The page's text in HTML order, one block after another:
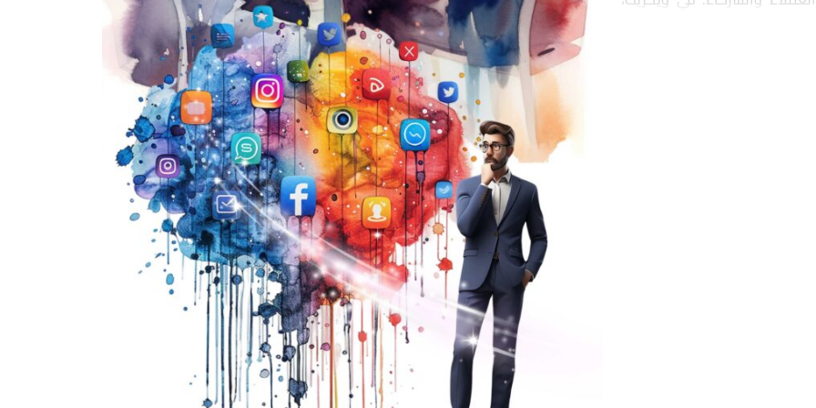
مباشر مع جمهورها، مما